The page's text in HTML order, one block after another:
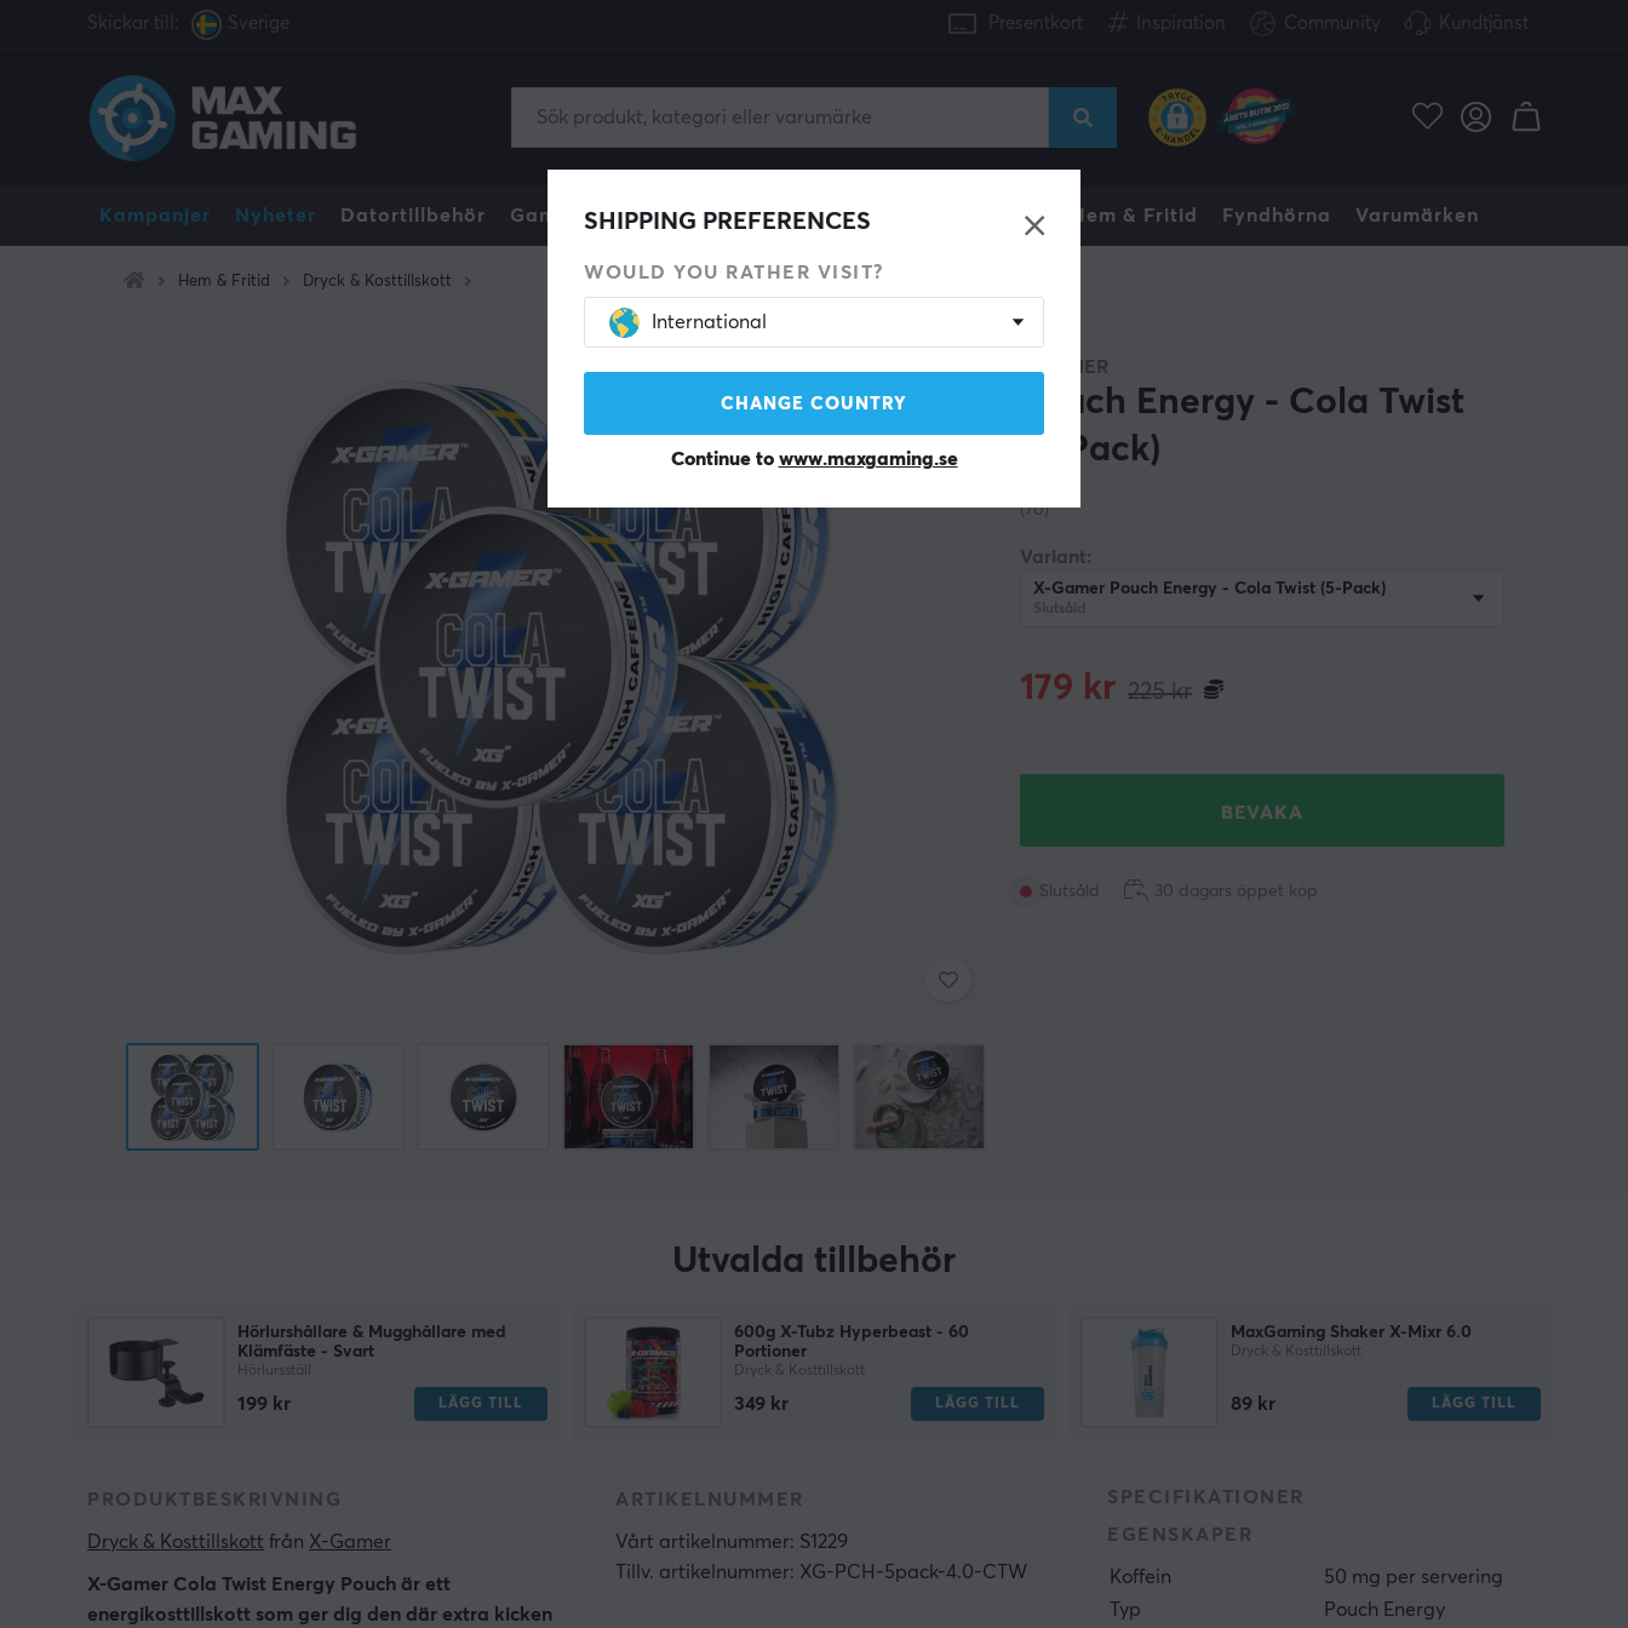
Skickar till: Sverige Presentkort Inspiration Community Kundtjänst
Kampanjer Nyheter Datortillbehör Gamingdator Konsol Gamingstol Mobiltillbehör Hem & Fritid Fyndhörna Varumärken
SHIPPING PREFERENCES
WOULD YOU RATHER VISIT?
International
CHANGE COUNTRY
Continue to www.maxgaming.se
Hem & Fritid Dryck & Kosttillskott
X-GAMER
Pouch Energy - Cola Twist
(5-Pack)
(70)
Variant:
X-Gamer Pouch Energy - Cola Twist (5-Pack)
Slutsåld
225kr
179 kr
BEVAKA
Slutsåld 30 dagars öppet köp
Utvalda tillbehör
Hörlurshållare & Mugghållare med
Klämfäste - Svart
Hörlursställ
199 kr LÄGG TILL
600g X-Tubz Hyperbeast - 60
Portioner
Dryck & Kosttillskott
349 kr LÄGG TILL
MaxGaming Shaker X-Mixr 6.0
Dryck & Kosttillskott
89 kr LÄGG TILL
PRODUKTBESKRIVNING
Dryck & Kosttillskott från X-Gamer
X-Gamer Cola Twist Energy Pouch är ett
energikosttillskott som ger dig den där extra kicken
ARTIKELNUMMER
Vårt artikelnummer: S1229
Tillv. artikelnummer: XG-PCH-5pack-4.0-CTW
SPECIFIKATIONER
EGENSKAPER
Koffein
50 mg per servering
Typ
Pouch Energy